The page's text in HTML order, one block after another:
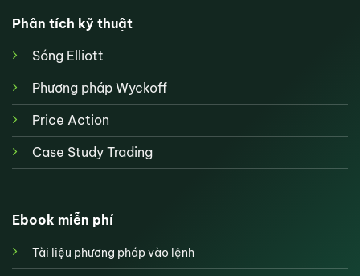
Phân tích kỹ thuật
Sóng Elliott
Phương pháp Wyckoff
Price Action
Case Study Trading
Ebook miễn phí
Tài liệu phương pháp vào lệnh